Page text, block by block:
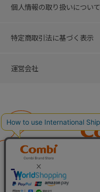
個人情報の取り扱いについて
特定商取引法に基づく表示
運営会社